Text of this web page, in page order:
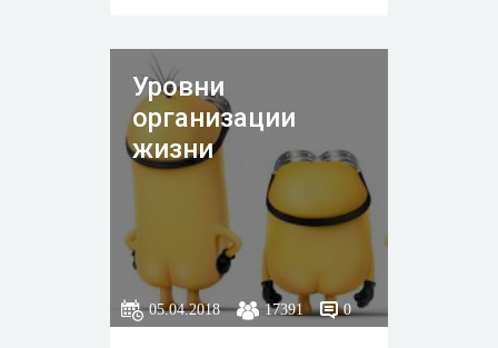
Уровни
организации
жизни
05.04.2018 17391 0